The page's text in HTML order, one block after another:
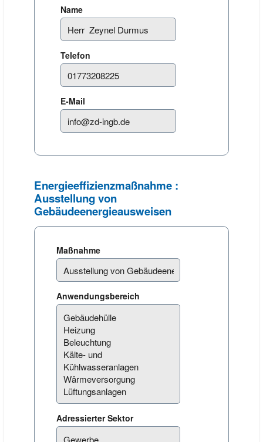
Name
Telefon
E-Mail
Energieeffizienzmaßnahme :
Ausstellung von
Gebäudeenergieausweisen
Maßnahme
Anwendungsbereich
Adressierter Sektor